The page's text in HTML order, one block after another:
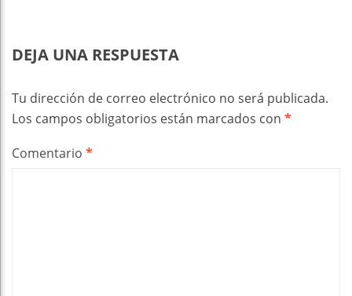
DEJA UNA RESPUESTA
Tu dirección de correo electrónico no será publicada.
Los campos obligatorios están marcados con *
Comentario *